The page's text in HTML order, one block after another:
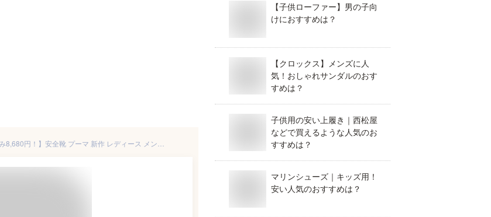
【子供ローファー】男の子向
けにおすすめは？
【クロックス】メンズに人
気！おしゃれサンダルのおす
すめは？
子供用の安い上履き｜西松屋
などで買えるような人気のお
すすめは？
マリンシューズ｜キッズ用！
安い人気のおすすめは？